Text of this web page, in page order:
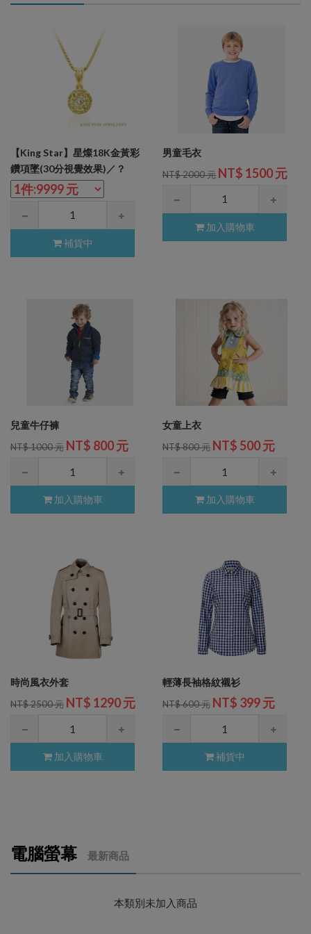
【King Star】星燦18K金黃彩
鑽項墜(30分視覺效果)／？
補貨中
男童毛衣
NT$ 2000 元 NT$ 1500 元
加入購物車
兒童牛仔褲
NT$ 1000 元 NT$ 800 元
加入購物車
女童上衣
NT$ 800 元 NT$ 500 元
加入購物車
時尚風衣外套
NT$ 2500 元 NT$ 1290 元
加入購物車
輕薄長袖格紋襯衫
NT$ 600 元 NT$ 399 元
補貨中
電腦螢幕 最新商品
本類別未加入商品